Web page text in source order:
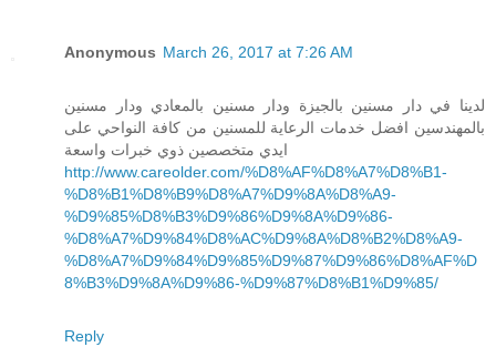
Anonymous March 26, 2017 at 7:26 AM
لدينا في دار مسنين بالجيزة ودار مسنين بالمعادي ودار مسنين
بالمهندسين افضل خدمات الرعاية للمسنين من كافة النواحي على
ايدي متخصصين ذوي خبرات واسعة
http://www.careolder.com/%D8%AF%D8%A7%D8%B1-
%D8%B1%D8%B9%D8%A7%D9%8A%D8%A9-
%D9%85%D8%B3%D9%86%D9%8A%D9%86-
%D8%A7%D9%84%D8%AC%D9%8A%D8%B2%D8%A9-
%D8%A7%D9%84%D9%85%D9%87%D9%86%D8%AF%D
8%B3%D9%8A%D9%86-%D9%87%D8%B1%D9%85/
Reply